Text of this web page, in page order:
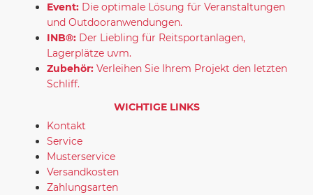
Event: Die optimale Lösung für Veranstaltungen
und Outdooranwendungen.
INB®: Der Liebling für Reitsportanlagen,
Lagerplätze uvm.
Zubehör: Verleihen Sie Ihrem Projekt den letzten
Schliff.
WICHTIGE LINKS
Kontakt
Service
Musterservice
Versandkosten
Zahlungsarten